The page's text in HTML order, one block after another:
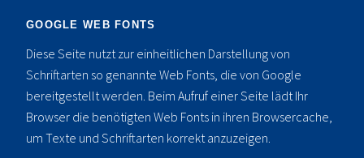
GOOGLE WEB FONTS
Diese Seite nutzt zur einheitlichen Darstellung von
Schriftarten so genannte Web Fonts, die von Google
bereitgestellt werden. Beim Aufruf einer Seite lädt Ihr
Browser die benötigten Web Fonts in ihren Browsercache,
um Texte und Schriftarten korrekt anzuzeigen.